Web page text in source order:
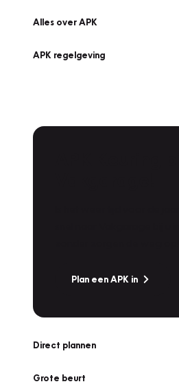
Alles over APK
APK regelgeving
Plan een APK in
Direct plannen
Grote beurt